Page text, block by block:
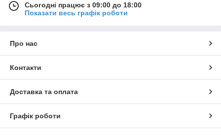
Сьогодні працює з 09:00 до 18:00
Показати весь графік роботи
Про нас
Контакти
Доставка та оплата
Графік роботи